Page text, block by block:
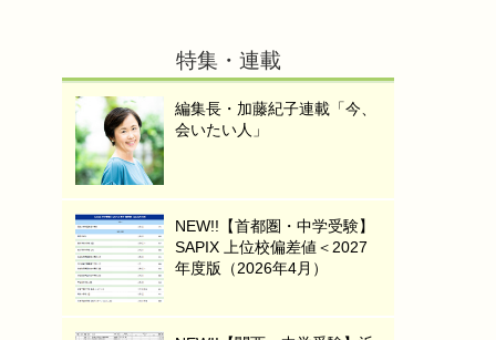
特集・連載
編集長・加藤紀子連載「今、
会いたい人」
NEW!!【首都圏・中学受験】
SAPIX 上位校偏差値＜2027
年度版（2026年4月）